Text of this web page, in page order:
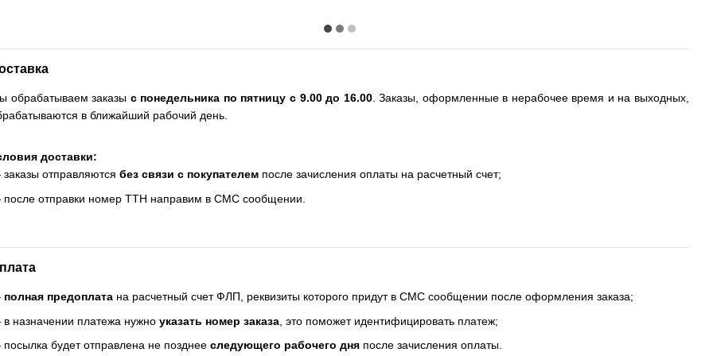
обрабатываем заказы с понедельника по пятницу с 9.00 до 16.00. Заказы, оформленные в нерабочее время и на выходных,
в ближайший рабочий день.
доставки:
отправляютсябез связи с покупателем после зачисления оплаты на расчетный счет;
отправки номер ТТН направим в СМС сообщении.
полная предоплата на расчетный счет ФЛП, реквизиты которого придут в СМС сообщении после оформления заказа;
назначении платежа нужноуказать номер заказа , это поможет идентифицировать платеж;
будет отправлена не позднееследующего рабочего дня после зачисления оплаты.